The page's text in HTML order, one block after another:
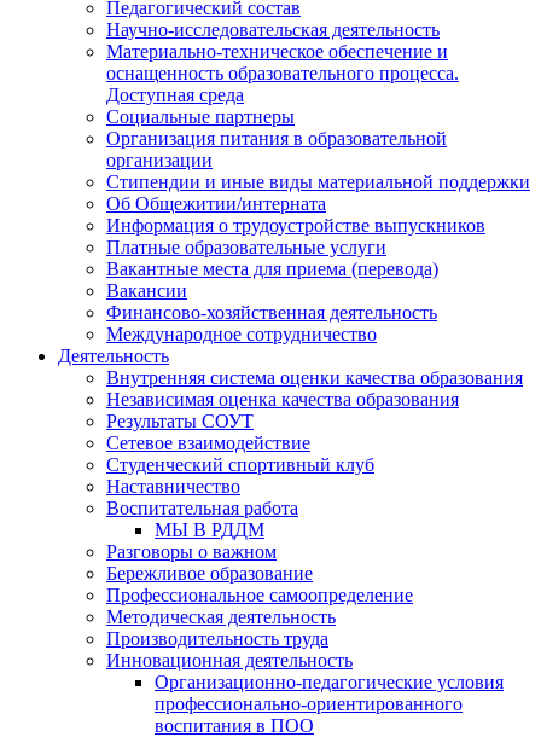
Педагогический состав
Научно-исследовательская деятельность
Материально-техническое обеспечение и
оснащенность образовательного процесса.
Доступная среда
Социальные партнеры
Организация питания в образовательной
организации
Стипендии и иные виды материальной поддержки
Об Общежитии/интерната
Информация о трудоустройстве выпускников
Платные образовательные услуги
Вакантные места для приема (перевода)
Вакансии
Финансово-хозяйственная деятельность
Международное сотрудничество
Деятельность
Внутренняя система оценки качества образования
Независимая оценка качества образования
Результаты СОУТ
Сетевое взаимодействие
Студенческий спортивный клуб
Наставничество
Воспитательная работа
МЫ В РДДМ
Разговоры о важном
Бережливое образование
Профессиональное самоопределение
Методическая деятельность
Производительность труда
Инновационная деятельность
Организационно-педагогические условия
профессионально-ориентированного
воспитания в ПОО